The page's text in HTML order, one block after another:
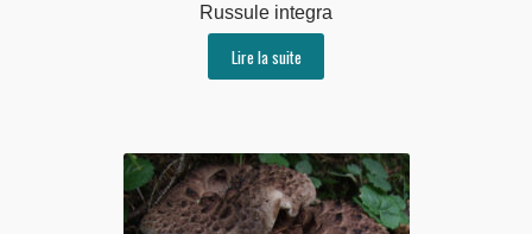
Russule integra
Lire la suite